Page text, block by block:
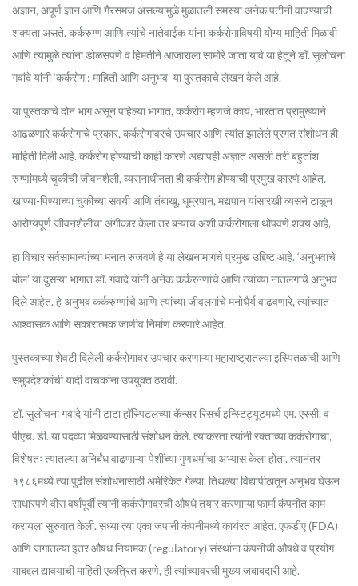
अज्ञान, अपूर्ण ज्ञान आणि गैरसमज असल्यामुळे मुळातली समस्या अनेक पटींनी वाढण्याची
शक्यता असते. कर्करुग्ण आणि त्यांचे नातेवाईक यांना कर्करोगाविषयी योग्य माहिती मिळावी
आणि त्यामुळे त्यांना डोळसपणे व हिमतीने आजाराला सामोरे जाता यावे या हेतूने डॉ. सुलोचना
गवांदे यांनी ‘कर्करोग : माहिती आणि अनुभव’ या पुस्तकाचे लेखन केले आहे.
या पुस्तकाचे दोन भाग असून पहिल्या भागात, कर्करोग म्हणजे काय, भारतात प्रामुख्याने
आढळणारे कर्करोगाचे प्रकार, कर्करोगांवरचे उपचार आणि त्यांत झालेले प्रगत संशोधन ही
माहिती दिली आहे. कर्करोग होण्याची काही कारणे अद्यापही अज्ञात असली तरी बहुतांश
रुग्णांमध्ये चुकीची जीवनशैली, व्यसनाधीनता ही कर्करोग होण्याची प्रमुख कारणे आहेत.
खाण्या-पिण्याच्या चुकीच्या सवयी आणि तंबाखू, धूम्रपान, मद्यपान यांसारखी व्यसने टाळून
आरोग्यपूर्ण जीवनशैलीचा अंगीकार केला तर बऱ्याच अंशी कर्करोगाला थोपवणे शक्य आहे,
हा विचार सर्वसामान्यांच्या मनात रुजवणे हे या लेखनामागचे प्रमुख उद्दिष्ट आहे. ‘अनुभवाचे
बोल’ या दुसऱ्या भागात डॉ. गंवादे यांनी अनेक कर्करुग्णांचे आणि त्यांच्या नातलगांचे अनुभव
दिले आहेत. हे अनुभव कर्करुग्णांचे आणि त्यांच्या जीवलगांचे मनोधैर्य वाढवणारे, त्यांच्यात
आश्वासक आणि सकारात्मक जाणीव निर्माण करणारे आहेत.
पुस्तकाच्या शेवटी दिलेली कर्करोगावर उपचार करणाऱ्या महाराष्ट्रातल्या इस्पितळांची आणि
समुपदेशकांची यादी वाचकांना उपयुक्त ठरावी.
डॉ. सुलोचना गवांदे यांनी टाटा हॉस्पिटलच्या कॅन्सर रिसर्च इन्स्टिट्यूटमध्ये एम. एस्सी. व
पीएच. डी. या पदव्या मिळवण्यासाठी संशोधन केले. त्याकरता त्यांनी रक्ताच्या कर्करोगाचा,
विशेषतः त्यातल्या अनिर्बंध वाढणाऱ्या पेशींच्या गुणधर्माचा अभ्यास केला होता. त्यानंतर
१९८६मध्ये त्या पुढील संशोधनासाठी अमेरिकेत गेल्या. तिथल्या विद्यापीठातून अनुभव घेऊन
साधारपणे वीस वर्षांपूर्वी त्यांनी कर्करोगावरची औषधे तयार करणाऱ्या फार्मा कंपनीत काम
करायला सुरुवात केली. सध्या त्या एका जपानी कंपनीमध्ये कार्यरत आहेत. एफडीए (FDA)
आणि जगातल्या इतर औषध नियामक (regulatory) संस्थांना कंपनीची औषधे व प्रयोग
याबद्दल द्यावयाची माहिती एकत्रित करणे, ही त्यांच्यावरची मुख्य जबाबदारी आहे.